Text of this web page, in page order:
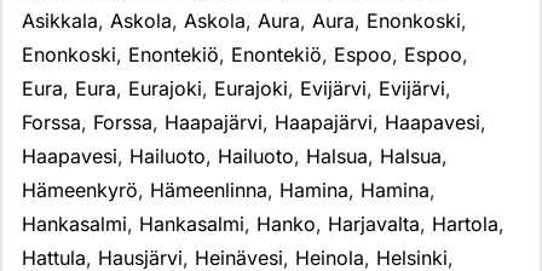
Asikkala, Askola, Askola, Aura, Aura, Enonkoski,
Enonkoski, Enontekiö, Enontekiö, Espoo, Espoo,
Eura, Eura, Eurajoki, Eurajoki, Evijärvi, Evijärvi,
Forssa, Forssa, Haapajärvi, Haapajärvi, Haapavesi,
Haapavesi, Hailuoto, Hailuoto, Halsua, Halsua,
Hämeenkyrö, Hämeenlinna, Hamina, Hamina,
Hankasalmi, Hankasalmi, Hanko, Harjavalta, Hartola,
Hattula, Hausjärvi, Heinävesi, Heinola, Helsinki,